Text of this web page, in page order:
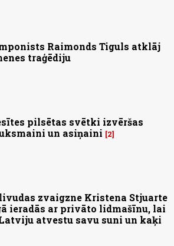
Raimonds Tiguls atklāj
traģēdiju
pilsētas svētki izvēršas
un asiņaini
2
zvaigzne Kristena Stjuarte
ieradās ar privāto lidmašīnu, lai
atvestu savu suni un kaķi